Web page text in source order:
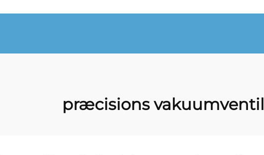
præcisions vakuumventil